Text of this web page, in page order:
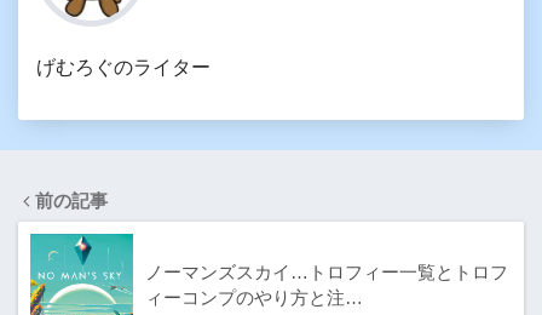
げむろぐのライター
前の記事
ノーマンズスカイ…トロフィー一覧とトロフ
ィーコンプのやり方と注…